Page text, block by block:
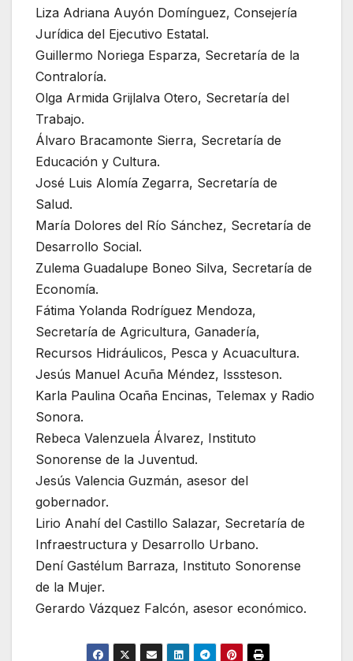
Liza Adriana Auyón Domínguez, Consejería
Jurídica del Ejecutivo Estatal.
Guillermo Noriega Esparza, Secretaría de la
Contraloría.
Olga Armida Grijlalva Otero, Secretaría del
Trabajo.
Álvaro Bracamonte Sierra, Secretaría de
Educación y Cultura.
José Luis Alomía Zegarra, Secretaría de
Salud.
María Dolores del Río Sánchez, Secretaría de
Desarrollo Social.
Zulema Guadalupe Boneo Silva, Secretaría de
Economía.
Fátima Yolanda Rodríguez Mendoza,
Secretaría de Agricultura, Ganadería,
Recursos Hidráulicos, Pesca y Acuacultura.
Jesús Manuel Acuña Méndez, Isssteson.
Karla Paulina Ocaña Encinas, Telemax y Radio
Sonora.
Rebeca Valenzuela Álvarez, Instituto
Sonorense de la Juventud.
Jesús Valencia Guzmán, asesor del
gobernador.
Lirio Anahí del Castillo Salazar, Secretaría de
Infraestructura y Desarrollo Urbano.
Dení Gastélum Barraza, Instituto Sonorense
de la Mujer.
Gerardo Vázquez Falcón, asesor económico.